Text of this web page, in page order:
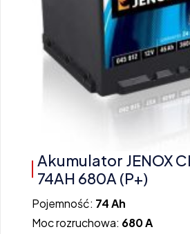
Akumulator JENOX
74AH 680A (P+)
Pojemność: 74 Ah
Moc rozruchowa: 680 A